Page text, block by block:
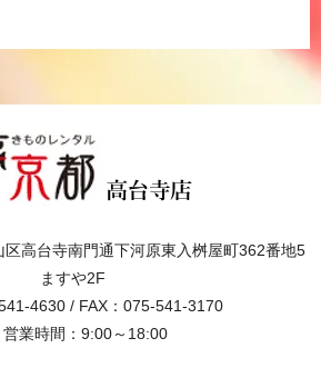
高台寺南門通下河原東入桝屋町362番地5
ますや2F
4630 / FAX：075-541-3170
業時間：9:00～18:00